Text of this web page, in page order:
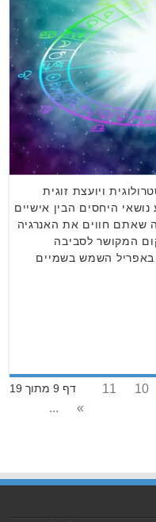
ויועצת זוגית
היחסים הבין אישיים
שאתם חווים את האנרגיה
המקושר לסביבה
הטבעית שלכם. טלה 21 במרץ עד 19 באפריל השמש בשמיים
דף 9 מתוך 19 10
11
»
...